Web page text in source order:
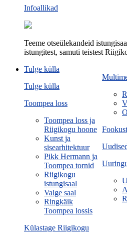
Infoallikad
Teeme otseülekandeid
istungitest, samuti teistest
Tulge külla
Tulge külla
Toompea loss
Toompea loss ja
Riigikogu hoone
Kunst ja
sisearhitektuur
Pikk Hermann ja
Toompea tornid
Riigikogu
istungisaal
Valge saal
Ringkäik
Toompea lossis
Külastage Riigikogu